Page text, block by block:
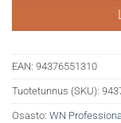
EAN: 94376551310
Tuotetunnus (SKU):
Osasto: WN